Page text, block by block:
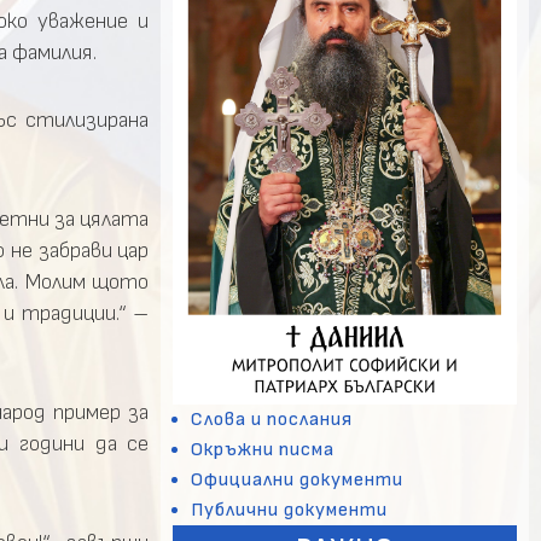
уважение и
фамилия.
стилизирана
за цялата
забрави цар
Молим щото
традиции.“ –
пример за
години да се
Слова и послания
Окръжни писма
Официални документи
Публични документи